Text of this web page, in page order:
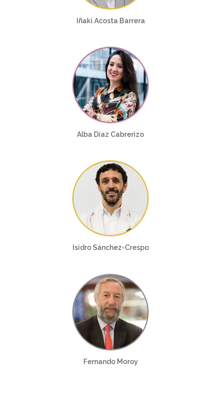
Iñaki Acosta Barrera
Alba Díaz Cabrerizo
Isidro Sánchez-Crespo
Fernando Moroy